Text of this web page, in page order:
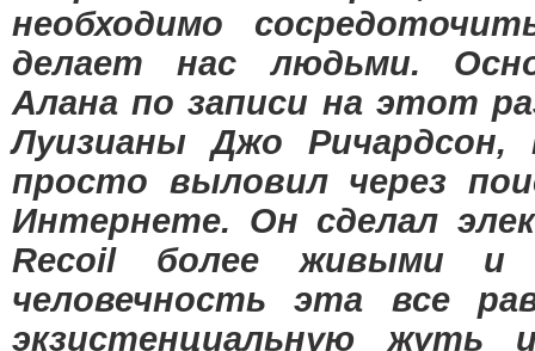
необходимо
делает нас людьми.
Алана по записи на этот
Луизианы Джо Ричардсон,
просто выловил через
Интернете. Он сделал
Recoil более живыми и
человечность эта все
экзистенциальную жуть